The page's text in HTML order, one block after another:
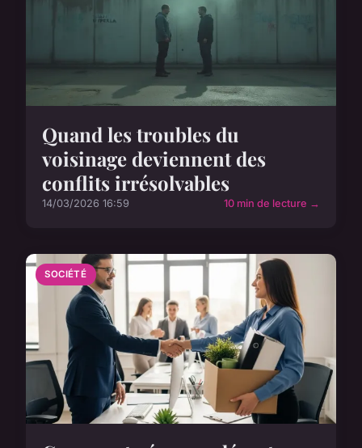
Quand les troubles du
voisinage deviennent des
conflits irrésolvables
14/03/2026 16:59 10 min de lecture →
SOCIÉTÉ